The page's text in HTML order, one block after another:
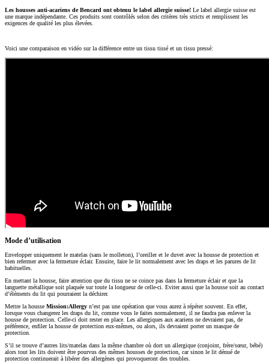
Les housses anti-acariens de Bencard ont obtenu le label allergie suisse! Le label allergie suisse est
une marque indépendante. Ces produits sont contrôlés selon des critères très stricts et remplissent les
exigences de qualité les plus élevées.
Voici une comparaison en vidéo sur la différence entre un tissu tissé et un tissu pressé:
Mode d’utilisation
Envelopper uniquement le matelas (sans le molleton), l’oreiller et le duvet avec la housse de protection et
bien refermer avec la fermeture éclair. Ensuite, faire le lit normalement avec les draps et les parures de lit
habituelles.
En mettant la housse, faire attention que du tissu ne se coince pas dans la fermeture éclair et que la
languette métallique soit plaquée sur toute la longueur de celle-ci. Eviter aussi que la housse soit au contact
d’éléments du lit qui pourraient la déchirer.
Mettre la housse Mission:Allergy n’est pas une opération que vous aurez à répéter souvent. En effet,
lorsque vous changerez les draps du lit, comme vous le faites normalement, il ne faudra pas enlever la
housse de protection. Celle-ci doit rester en place. Les allergiques aux acariens ne devraient pas, de
préférence, enfiler la housse de protection eux-mêmes, ou alors, ils devraient porter un masque de
protection.
S’il se trouve d’autres lits/matelas dans la même chambre où dort un allergique (conjoint, frère/sœur, bébé)
alors tout les lits doivent être pourvus des mêmes housses de protection, car sinon le lit dénué de
protection continuerait à libérer des allergènes qui provoqueront des troubles.